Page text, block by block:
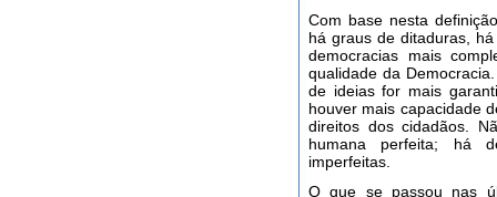
Com base nesta
há graus de ditaduras,
democracias mais
qualidade da
de ideias for mais
houver mais capacidade
direitos dos cidadãos.
humana perfeita; há
imperfeitas.
O que se passou nas